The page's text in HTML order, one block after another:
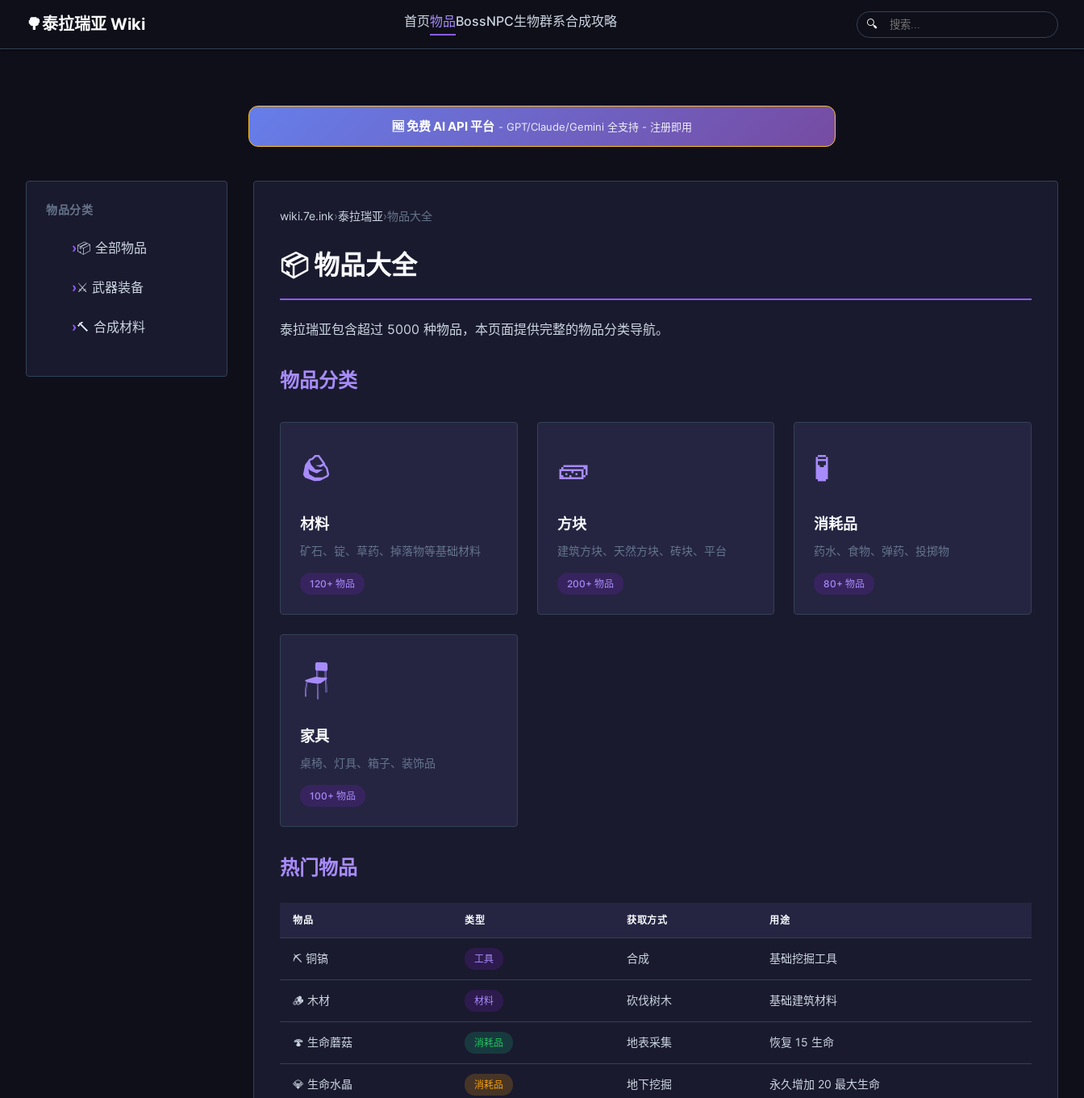
🌳泰拉瑞亚 Wiki 首页物品BossNPC生物群系合成攻略
🆓 免费 AI API 平台 - GPT/Claude/Gemini 全支持 - 注册即用
物品分类
📦 全部物品
⚔️ 武器装备
🔨 合成材料
wiki.7e.ink›泰拉瑞亚›物品大全
📦 物品大全
泰拉瑞亚包含超过 5000 种物品，本页面提供完整的物品分类导航。
物品分类
🪨
材料
矿石、锭、草药、掉落物等基础材料
120+ 物品
🧱
方块
建筑方块、天然方块、砖块、平台
200+ 物品
🧪
消耗品
药水、食物、弹药、投掷物
80+ 物品
🪑
家具
桌椅、灯具、箱子、装饰品
100+ 物品
热门物品
物品 类型 获取方式 用途
⛏️ 铜镐 工具 合成 基础挖掘工具
🪵 木材 材料 砍伐树木 基础建筑材料
🍄 生命蘑菇 消耗品 地表采集 恢复 15 生命
💎 生命水晶 消耗品 地下挖掘 永久增加 20 最大生命